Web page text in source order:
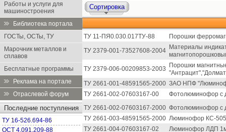
Работы и услуги для
машиностроения
Библиотека портала
ГОСТы, ОСТы, ТУ
Марочник металлов и
сплавов
Бесплатные программы
Реклама на портале
Отраслевой форум
Последние поступления
ТУ 16-526.694-86
ОСТ 4.091.209-88
Сортировка
ТУ 11-ПЯ0.030.017ТУ-88
Порошки
ТУ 2379-001-73527608-2004 Материалы
ТУ 2379-006-00209853-2003
Порошки
ТУ 2661-001-48591565-2000 ЗАО НПФ
ТУ 2661-002-07603167-00
Фотолюминофор с
ТУ 2661-002-07603167-2000 Фотолюминофор с
ТУ 2661-003-48591565-2000 Люминофор КС-
ТУ 2661-004-07603167-02
Люминофор ЛДП